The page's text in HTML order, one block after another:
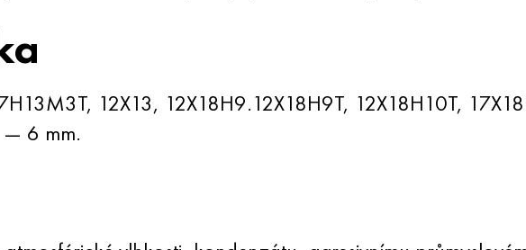
12X13, 12X18H9.12X18H9T, 12X18H10T,
6 mm.